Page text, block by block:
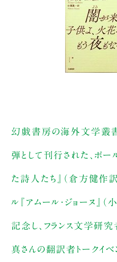
幻戯書房の海外文学叢書
弾として刊行された、ポー
た詩人たち』（倉方健作訳
ル『アムール・ジョーヌ』
記念し、フランス文学研
真さんの翻訳者トークイベ